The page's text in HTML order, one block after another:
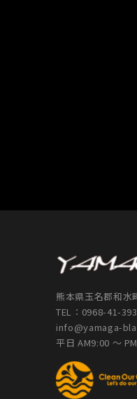
熊本県玉名郡和水
TEL： 0968-41-
info@yamaga-
平日 AM9:00 ～